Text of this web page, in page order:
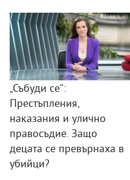
„Събуди се“:
Престъпления,
наказания и улично
правосъдие. Защо
децата се превърнаха в
убийци?